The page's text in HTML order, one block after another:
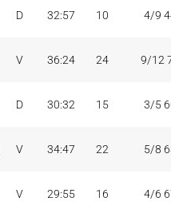
D 32:57 10 4/9
V 36:24 24 9/12
D 30:32 15 3/5
V 34:47 22 5/8
V 29:55 16 4/6